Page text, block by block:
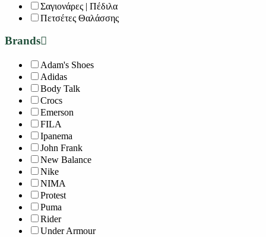
Σαγιονάρες | Πέδιλα
Πετσέτες Θαλάσσης
Brands
Adam's Shoes
Adidas
Body Talk
Crocs
Emerson
FILA
Ipanema
John Frank
New Balance
Nike
NIMA
Protest
Puma
Rider
Under Armour